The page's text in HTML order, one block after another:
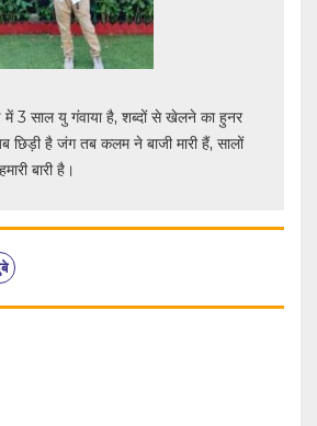
में 3 साल यु गंवाया है, शब्दों से खेलने का हुनर
छिड़ी है जंग तब कलम ने बाजी मारी हैं, सालों
बारी है।